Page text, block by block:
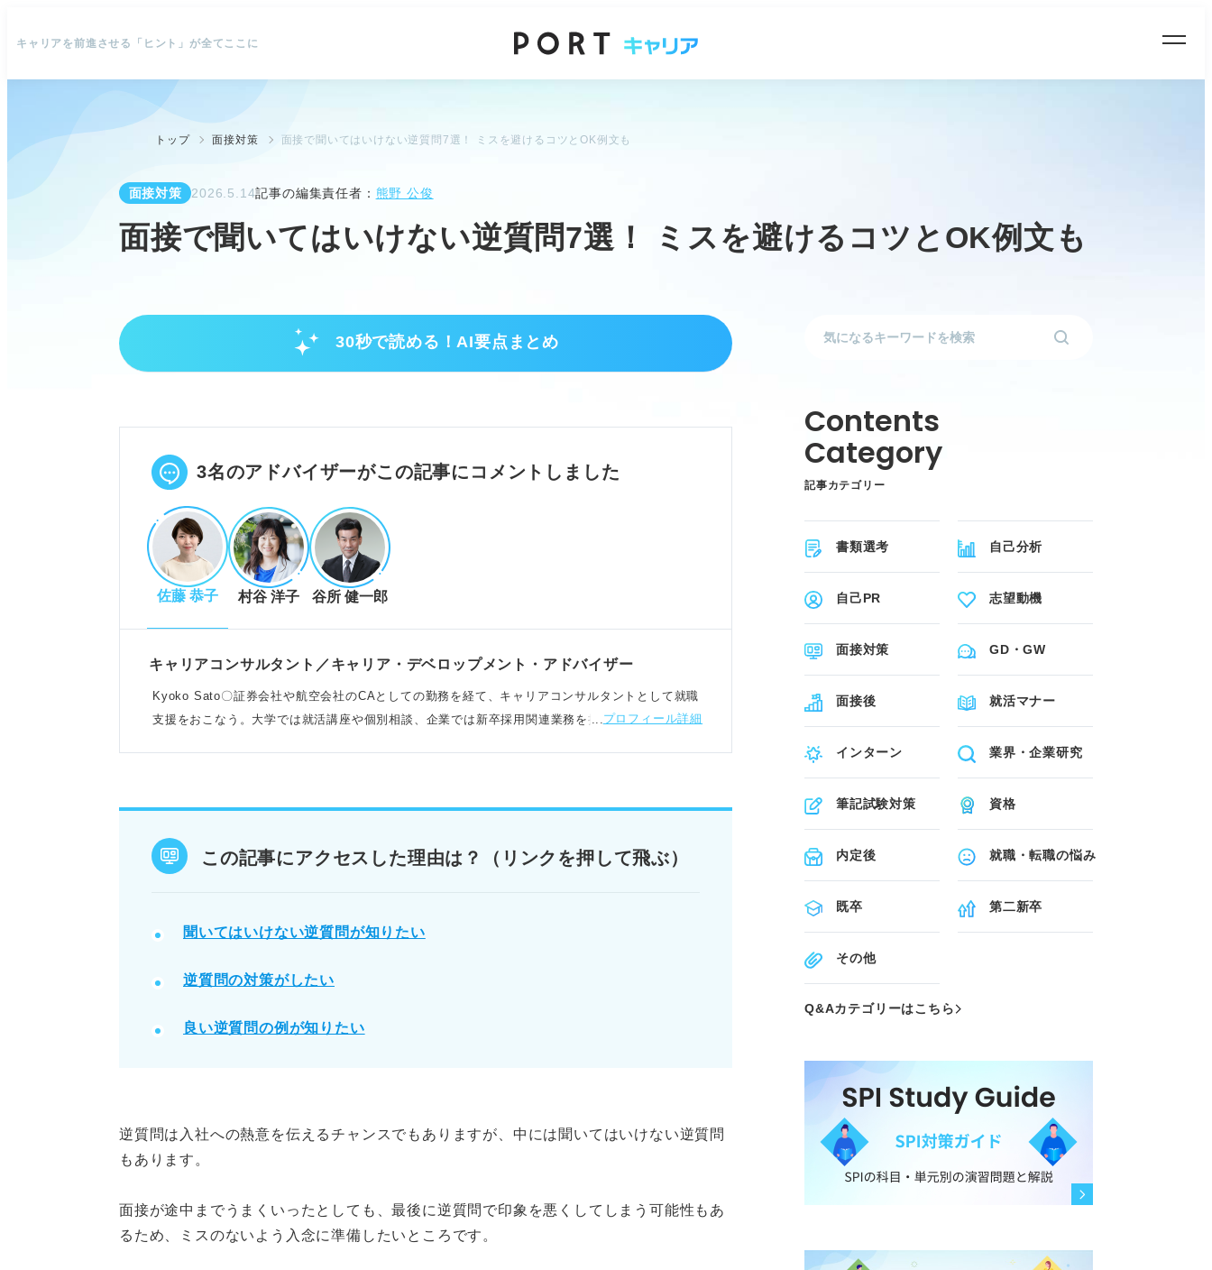
キャリアを前進させる「ヒント」が全てここに
トップ 面接対策 面接で聞いてはいけない逆質問7選！ ミスを避けるコツとOK例文も
面接対策 2026.5.14記事の編集責任者： 熊野 公俊
面接で聞いてはいけない逆質問7選！ ミスを避けるコツとOK例文も
30秒で読める！AI要点まとめ
逆質問の重要性と企業の意図を理解しよう
コミュニケーション能力や自社との相性を測っている。
POINT：質問がないと興味がないと判断されるため、必ず準備する。
採用担当者がNGと感じる逆質問
調べればわかる質問は準備不足と判断される。
待遇重視やネガティブな質問は意欲を疑われる。
抽象的すぎる質問やモラルに欠ける質問は避ける。
例：「御社の企業理念を教えてください」「平均年収はどれくらいですか？」
POINT：面接官が答えやすく、失礼のない表現を意識する。
記事の該当箇所を見る
逆質問でのミスを避けるために！ まずは企業の意図を理解しよう
こんな質問は要注意！ 聞いてはいけない逆質問
3名のアドバイザーがこの記事にコメントしました
佐藤 恭子 村谷 洋子 谷所 健一郎
キャリアコンサルタント／キャリア・デベロップメント・アドバイザー
Kyoko Sato〇証券会社や航空会社のCAとしての勤務を経て、キャリアコンサルタントとして就職
支援をおこなう。大学では就活講座や個別相談、企業では新卒採用関連業務を担当。転職相談など
プロフィール詳細
この記事にアクセスした理由は？（リンクを押して飛ぶ）
聞いてはいけない逆質問が知りたい
逆質問の対策がしたい
良い逆質問の例が知りたい
逆質問は入社への熱意を伝えるチャンスでもありますが、中には聞いてはいけない逆質問
もあります。
面接が途中までうまくいったとしても、最後に逆質問で印象を悪くしてしまう可能性もあ
るため、ミスのないよう入念に準備したいところです。
記事カテゴリー
書類選考 自己分析
自己PR 志望動機
面接対策 GD・GW
面接後 就活マナー
インターン 業界・企業研究
筆記試験対策 資格
内定後 就職・転職の悩み
既卒 第二新卒
その他
Q&Aカテゴリーはこちら